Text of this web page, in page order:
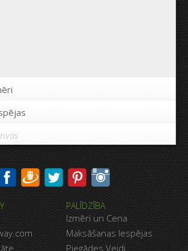
Drukāt uz kanvas malām:
Nē
Attālums starp bildēm:
PALĪDZĪBA
Izmēri un Cena
Maksāšanas Iespējas
Piegādes Veidi